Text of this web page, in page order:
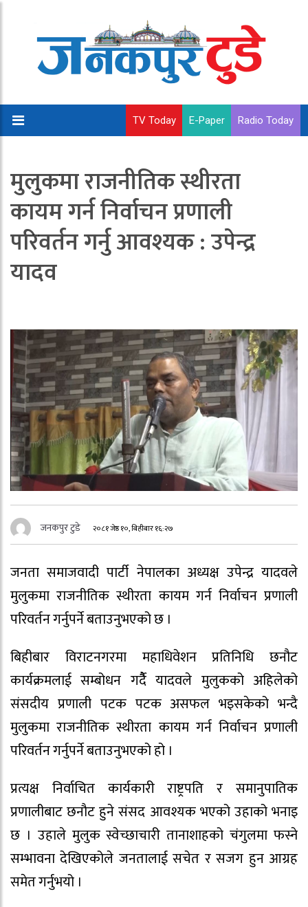
TV Today E-Paper Radio Today
मुलुकमा राजनीतिक स्थीरता
कायम गर्न निर्वाचन प्रणाली
परिवर्तन गर्नु आवश्यक : उपेन्द्र
यादव
जनकपुर टुडे २०८१ जेष्ठ १०, बिहीबार १६:२७
जनता समाजवादी पार्टी नेपालका अध्यक्ष उपेन्द्र यादवले
मुलुकमा राजनीतिक स्थीरता कायम गर्न निर्वाचन प्रणाली
परिवर्तन गर्नुपर्ने बताउनुभएको छ ।
बिहीबार विराटनगरमा महाधिवेशन प्रतिनिधि छनौट
कार्यक्रमलाई सम्बोधन गर्दैै यादवले मुलुकको अहिलेको
संसदीय प्रणाली पटक पटक असफल भइसकेको भन्दै
मुलुकमा राजनीतिक स्थीरता कायम गर्न निर्वाचन प्रणाली
परिवर्तन गर्नुपर्ने बताउनुभएको हो ।
प्रत्यक्ष निर्वाचित कार्यकारी राष्ट्रपति र समानुपातिक
प्रणालीबाट छनौट हुने संसद आवश्यक भएको उहाको भनाइ
छ । उहाले मुलुक स्वेच्छाचारी तानाशाहको चंगुलमा फस्ने
सम्भावना देखिएकोले जनतालाई सचेत र सजग हुन आग्रह
समेत गर्नुभयो ।